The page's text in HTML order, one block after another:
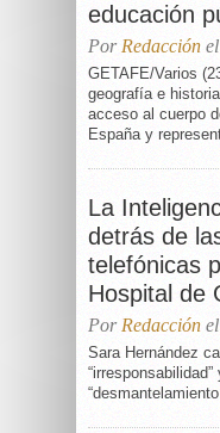
educación
Por Redacción
GETAFE/Varios
geografía e
acceso al cuerpo
España y
La
detrás de
telefónicas
Hospital de
Por Redacción
Sara Hernández